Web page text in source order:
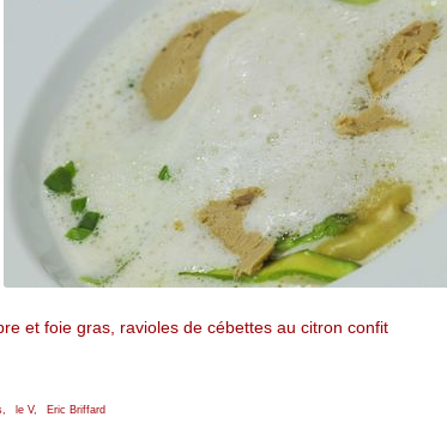
et foie gras, ravioles de cébettes au citron confit
le V, Eric Briffard